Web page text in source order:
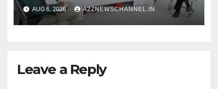
AUG 6, 2026 A2ZNEWSCHANNEL.IN
Leave a Reply